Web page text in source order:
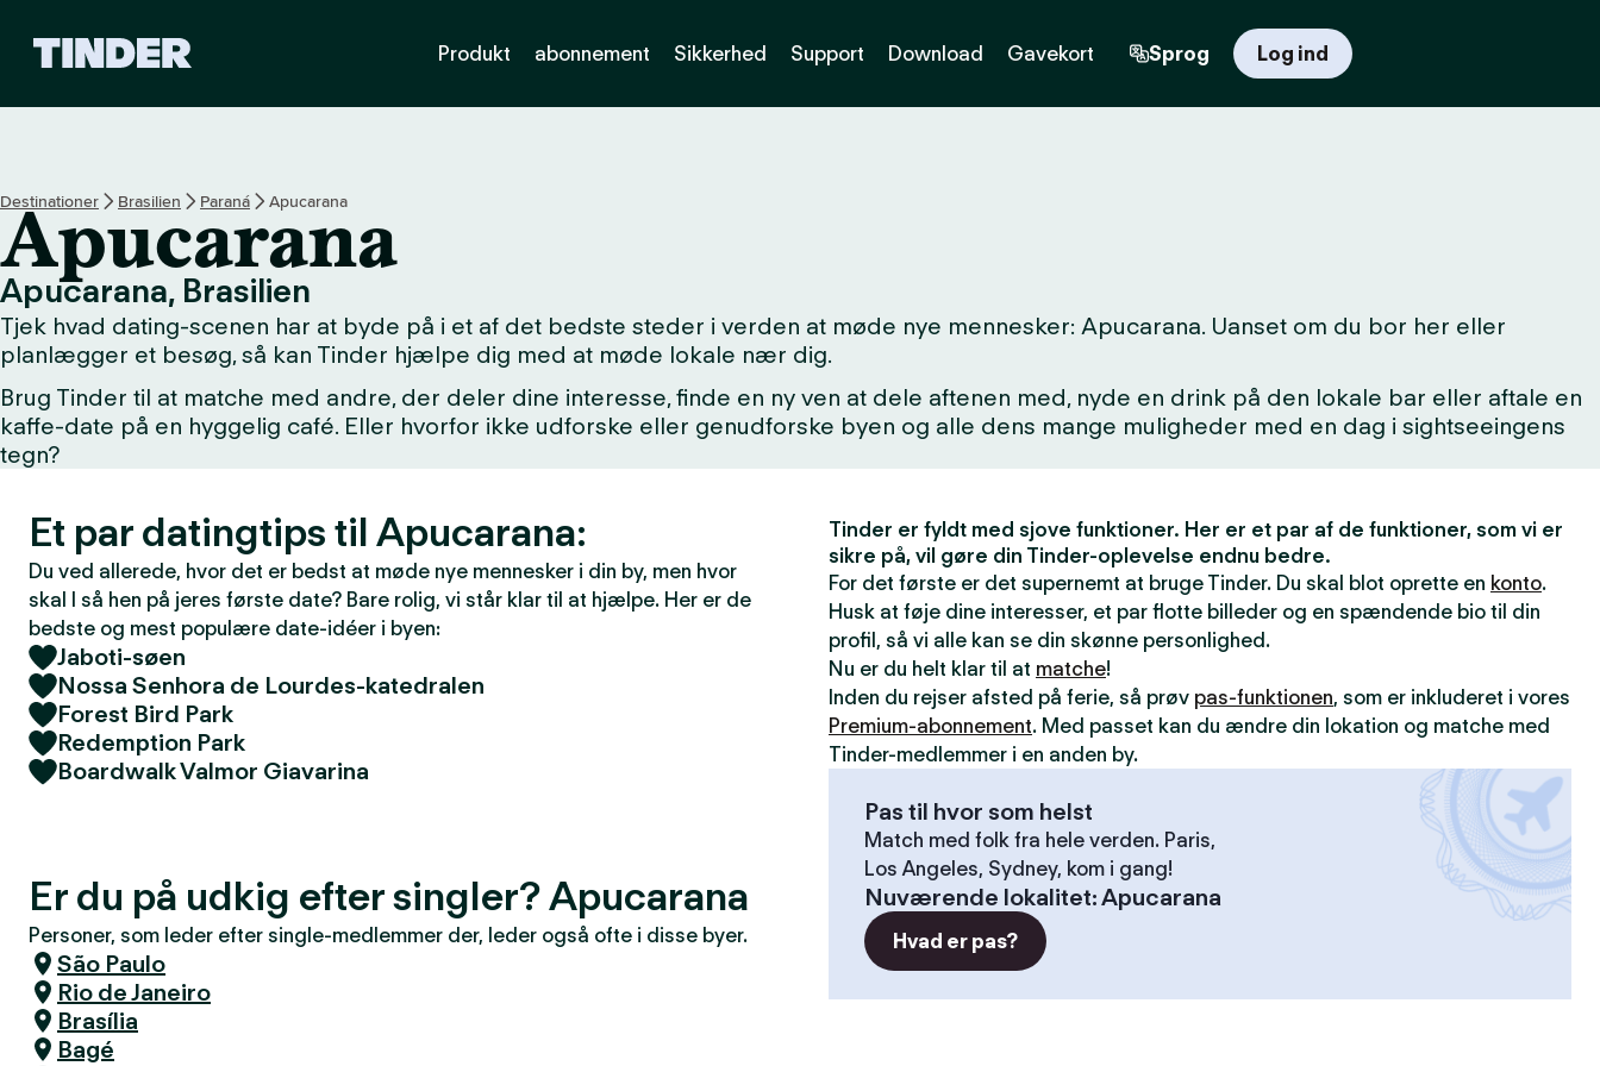
s
s
t
a
r
t
s
d
e
Produkt abonnement Sikkerhed Support Download Gavekort Sprog Log ind
Destinationer Brasilien Paraná Apucarana
Apucarana
Apucarana, Brasilien
Tjek hvad dating-scenen har at byde på i et af det bedste steder i verden at møde nye mennesker: Apucarana. Uanset om du bor her eller
planlægger et besøg, så kan Tinder hjælpe dig med at møde lokale nær dig.
Brug Tinder til at matche med andre, der deler dine interesse, finde en ny ven at dele aftenen med, nyde en drink på den lokale bar eller aftale en
kaffe-date på en hyggelig café. Eller hvorfor ikke udforske eller genudforske byen og alle dens mange muligheder med en dag i sightseeingens
tegn?
Et par datingtips til Apucarana:
Du ved allerede, hvor det er bedst at møde nye mennesker i din by, men hvor
skal I så hen på jeres første date? Bare rolig, vi står klar til at hjælpe. Her er de
bedste og mest populære date-idéer i byen:
Jaboti-søen
Nossa Senhora de Lourdes-katedralen
Forest Bird Park
Redemption Park
Boardwalk Valmor Giavarina
Er du på udkig efter singler? Apucarana
Personer, som leder efter single-medlemmer der, leder også ofte i disse byer.
São Paulo
Rio de Janeiro
Brasília
Bagé
Tinder er fyldt med sjove funktioner. Her er et par af de funktioner, som vi er
sikre på, vil gøre din Tinder-oplevelse endnu bedre.
For det første er det supernemt at bruge Tinder. Du skal blot oprette en konto.
Husk at føje dine interesser, et par flotte billeder og en spændende bio til din
profil, så vi alle kan se din skønne personlighed.
Nu er du helt klar til at matche!
Inden du rejser afsted på ferie, så prøv pas-funktionen, som er inkluderet i vores
Premium-abonnement. Med passet kan du ændre din lokation og matche med
Tinder-medlemmer i en anden by.
Pas til hvor som helst
Match med folk fra hele verden. Paris,
Los Angeles, Sydney, kom i gang!
Nuværende lokalitet:Apucarana
Hvad er pas?